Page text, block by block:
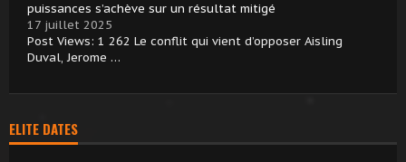
puissances s’achève sur un résultat mitigé
17 juillet 2025
Post Views: 1 262 Le conflit qui vient d’opposer Aisling
Duval, Jerome …
ELITE DATES